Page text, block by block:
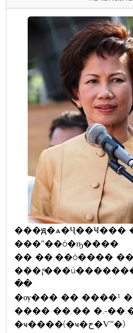
���ԭ�ѧ�Ҷ��Ҹ���
���ʺ��ó�ҧ����
�� ��.��ó����
��
�ѹ��� �� ����¹
���� ��.�� �.-
�ҹ����(�ҹ�ح�Ѵʺ�)